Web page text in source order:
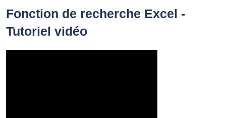
Fonction de recherche Excel -
Tutoriel vidéo